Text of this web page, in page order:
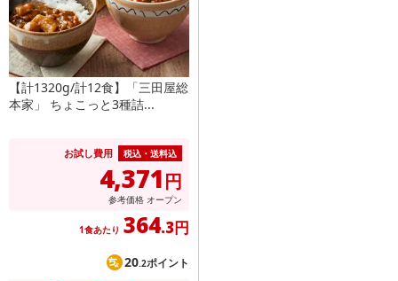
【計1320g/計12食】「三田屋総
本家」 ちょこっと3種詰...
お試し費用 税込・送料込
4,371円
参考価格 オープン
1食あたり 364.3円
20.2ポイント